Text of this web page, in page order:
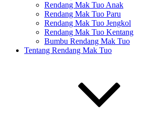
Rendang Mak Tuo Anak
Rendang Mak Tuo Paru
Rendang Mak Tuo Jengkol
Rendang Mak Tuo Kentang
Bumbu Rendang Mak Tuo
Tentang Rendang Mak Tuo